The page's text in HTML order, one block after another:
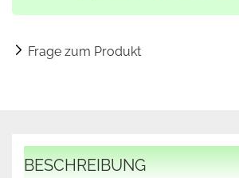
Frage zum Produkt
BESCHREIBUNG